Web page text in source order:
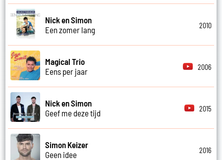
Nick en Simon
Een zomer lang
2010
Magical Trio
Eens per jaar
2006
Nick en Simon
Geef me deze tijd
2015
Simon Keizer
Geen idee
2016